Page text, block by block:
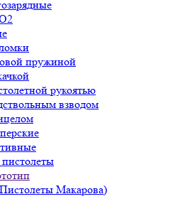
пружиной
рукоятью
взводом
Макарова)